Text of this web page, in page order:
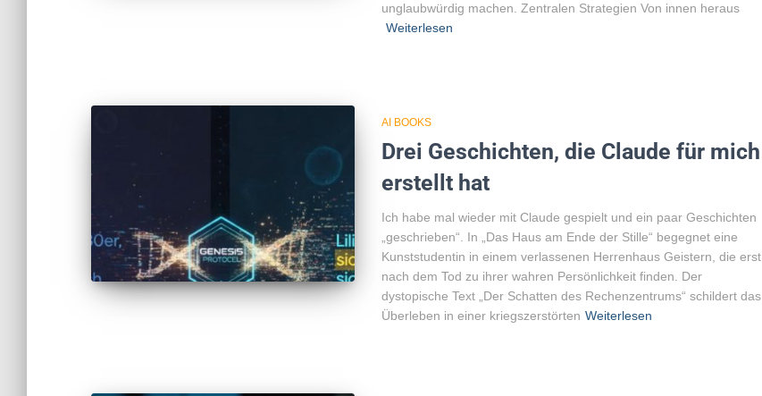
unglaubwürdig machen. Zentralen Strategien Von innen heraus
Weiterlesen
AI BOOKS
Drei Geschichten, die Claude für mich
erstellt hat
Ich habe mal wieder mit Claude gespielt und ein paar Geschichten
„geschrieben“. In „Das Haus am Ende der Stille“ begegnet eine
Kunststudentin in einem verlassenen Herrenhaus Geistern, die erst
nach dem Tod zu ihrer wahren Persönlichkeit finden. Der
dystopische Text „Der Schatten des Rechenzentrums“ schildert das
Überleben in einer kriegszerstörten Weiterlesen